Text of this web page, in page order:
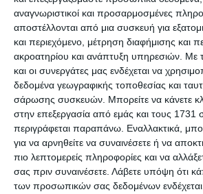
αναγνωριστικοί και προσαρμοσμένες
αποστέλλονται από μια συσκευή για
και περιεχόμενο, μέτρηση διαφήμισης και
ακροατηρίου και ανάπτυξη υπηρεσιών. Με
και οι συνεργάτες μας ενδέχεται να
δεδομένα γεωγραφικής τοποθεσίας και
σάρωσης συσκευών. Μπορείτε να κάνετε
στην επεξεργασία από εμάς και τους 1731
περιγράφεται παραπάνω. Εναλλακτικά,
για να αρνηθείτε να συναινέσετε ή να
πιο λεπτομερείς πληροφορίες και να
σας πριν συναινέσετε. Λάβετε υπόψη ότι
των προσωπικών σας δεδομένων ενδέχεται
προγραμματιστές να παράγουν
γρήγορα και με μεγαλύτερη
Τα Μειονεκτήματα για
που Δεν Εξελίσσονται
Απώλεια Πελατών:Οι πελάτες
λύσεις AI που είναι ταχύτερες
Περιορισμένες Υπηρεσίες:Οι
βασίζονται σε παραδοσιακές
μπορούν να ανταγωνιστούν την
την ευελιξία της AI.
Ανάγκη για Νέες Δεξιότητες:
επαγγελματίες του κλάδου